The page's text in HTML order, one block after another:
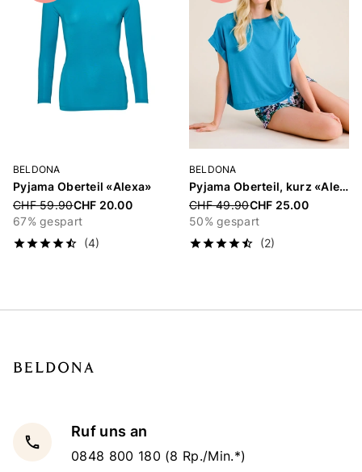
BELDONA
Pyjama Oberteil «Alexa»
Price reduced from
CHF 59.90CHF 20.00
67% gespart
(4)
BELDONA
Pyjama Oberteil, kurz «Alexa»
Price reduced from
CHF 49.90CHF 25.00
50% gespart
(2)
local_phone
Ruf uns an
0848 800 180 (8 Rp./Min.*)